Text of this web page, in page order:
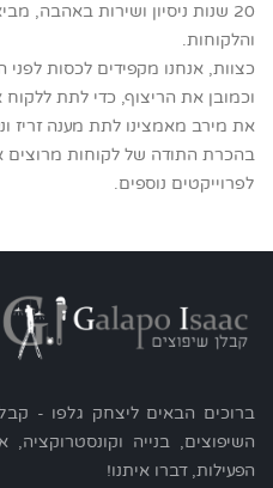
20 שנות ניסיון ושירות באהבה,
והלקוחות.
כצוות, אנחנו מקפידים לכסות
וכמובן את הריצוף, כדי לתת
את מירב מאמצינו לתת מענה זריז
בהכרת התודה של לקוחות מרוצים
לפרוייקטים נוספים.
ברוכים הבאים ליצחק גלפו -
השיפוצים, בנייה
הפעילות, דברו איתנו!